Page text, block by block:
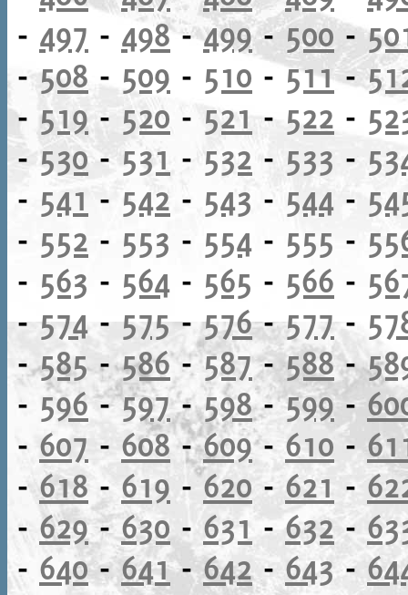
- 497 - 498-499-500-
-508 - 509 - 510 -511-
- 519 -520 - 521- 522 -
- 530-531 - 532 - 533 -
- 541 - 542 - 543 - 544 -
- 552 - 553 - 554 - 555 -
- 563 - 564 - 565 - 566 -
-574 -575-576-577-
-585-586-587-588-
- 596-597-598-599-
- 607 - 608-609- 610 -
- 618 -619 -620 - 621 -
- 629-630 -631-632 -
- 640-641-642- 643 -